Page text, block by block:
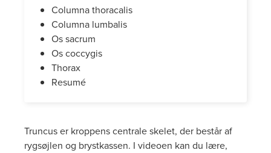
Columna thoracalis
Columna lumbalis
Os sacrum
Os coccygis
Thorax
Resumé
Truncus er kroppens centrale skelet, der består af
rygsøjlen og brystkassen. I videoen kan du lære,